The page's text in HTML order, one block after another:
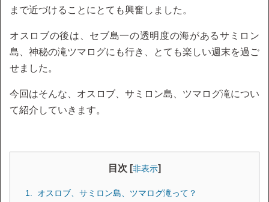
まで近づけることにとても興奮しました。
オスロブの後は、セブ島一の透明度の海があるサミロン
島、神秘の滝ツマログにも行き、とても楽しい週末を過ご
せました。
今回はそんな、オスロブ、サミロン島、ツマログ滝につい
て紹介していきます。
目次 [非表示]
オスロブ、サミロン島、ツマログ滝って？